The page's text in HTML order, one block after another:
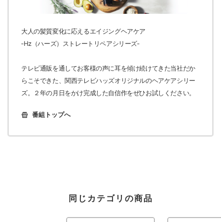
大人の髪質変化に応えるエイジングヘアケア
‐Hz（ハーズ）ストレートリペアシリーズ‐
テレビ通販を通してお客様の声に耳を傾け続けてきた当社だか
らこそできた、関西テレビハッズオリジナルのヘアケアシリー
ズ。２年の月日をかけ完成した自信作をぜひお試しください。
番組トップへ
同じカテゴリの商品